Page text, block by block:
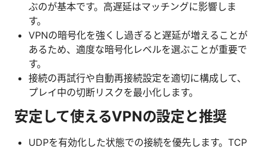
ぶのが基本です。高遅延はマッチングに影響しま
す。
VPNの暗号化を強くし過ぎると遅延が増えることが
あるため、適度な暗号化レベルを選ぶことが重要で
す。
接続の再試行や自動再接続設定を適切に構成して、
プレイ中の切断リスクを最小化します。
安定して使えるVPNの設定と推奨
UDPを有効化した状態での接続を優先します。TCP